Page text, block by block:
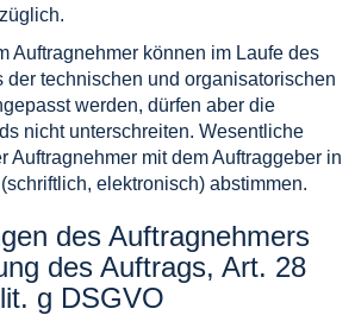
Auftragnehmer können im Laufe des
der technischen und organisatorischen
werden, dürfen aber die
nicht unterschreiten. Wesentliche
Auftragnehmer mit dem Auftraggeber in
elektronisch) abstimmen.
des Auftragnehmers
des Auftrags, Art. 28
g DSGVO